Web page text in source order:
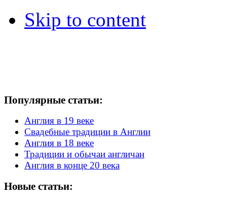
Skip to content
Популярные статьи:
Англия в 19 веке
Свадебные традиции в Англии
Англия в 18 веке
Традиции и обычаи англичан
Англия в конце 20 века
Новые статьи: